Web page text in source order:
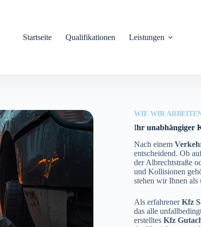
Startseite
Qualifikationen Leistungen
WIE WIR
Ihr unabhängiger
Nach einem
entscheidend. Ob
der Albrechtstraße
und Kollisionen
stehen wir Ihnen als
Als erfahrenerKfz
das alle
erstelltes Kfz